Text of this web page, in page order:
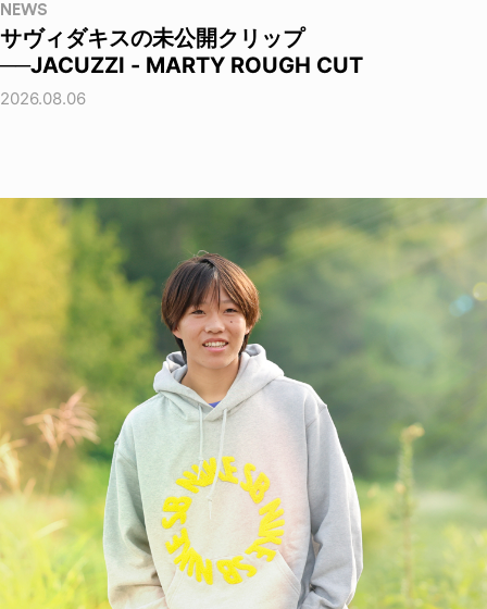
NEWS
サヴィダキスの未公開クリップ
──JACUZZI - MARTY ROUGH CUT
2026.08.06